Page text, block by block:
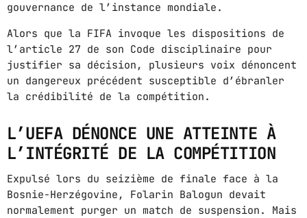
CONTACTS
FR
UPCOMING SHOWS
URBAN TIME
12:00 PM - 3:00 PM
COMPAS / AFRO ON TOP
3:00 PM - 6:00 PM
gouvernance de l’instance mondiale.
Alors que la FIFA invoque les dispositions de
l’article 27 de son Code disciplinaire pour
justifier sa décision, plusieurs voix dénoncent
un dangereux précédent susceptible d’ébranler
la crédibilité de la compétition.
L’UEFA DÉNONCE UNE ATTEINTE À
L’INTÉGRITÉ DE LA COMPÉTITION
Expulsé lors du seizième de finale face à la
Bosnie-Herzégovine, Folarin Balogun devait
normalement purger un match de suspension. Mais